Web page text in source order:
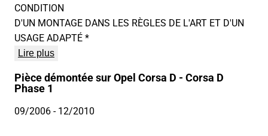
CONDITION
D'UN MONTAGE DANS LES RÈGLES DE L'ART ET D'UN
USAGE ADAPTÉ *
Lire plus
Pièce démontée sur Opel Corsa D - Corsa D
Phase 1
09/2006- 12/2010